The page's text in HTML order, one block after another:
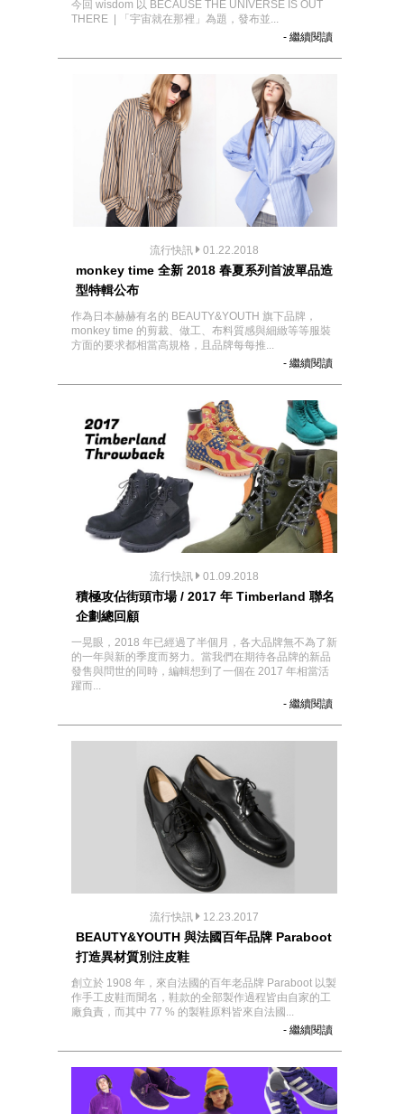
今回 wisdom 以 BECAUSE​ ​THE​ ​UNIVERSE​ ​IS​ ​OUT​ ​
THERE​ ​ ​|​ ​「​宇宙就在那裡」​為題，發布並...
- 繼續閱讀
流行快訊 01.22.2018
monkey time 全新 2018 春夏系列首波單品造
型特輯公布
作為日本赫赫有名的 BEAUTY&YOUTH 旗下品牌，
monkey time 的剪裁、做工、布料質感與細緻等等服裝
方面的要求都相當高規格，且品牌每每推...
- 繼續閱讀
流行快訊 01.09.2018
積極攻佔街頭市場 / 2017 年 Timberland 聯名
企劃總回顧
一晃眼，2018 年已經過了半個月，各大品牌無不為了新
的一年與新的季度而努力。當我們在期待各品牌的新品
發售與問世的同時，編輯想到了一個在 2017 年相當活
躍而...
- 繼續閱讀
流行快訊 12.23.2017
BEAUTY&YOUTH 與法國百年品牌 Paraboot
打造異材質別注皮鞋
創立於 1908 年，來自法國的百年老品牌 Paraboot 以製
作手工皮鞋而聞名，鞋款的全部製作過程皆由自家的工
廠負責，而其中 77 % 的製鞋原料皆來自法國...
- 繼續閱讀